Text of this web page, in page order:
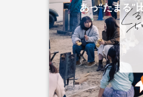
あっ“たまる”